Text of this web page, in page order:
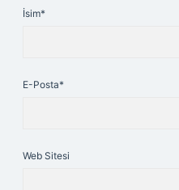
İsim*
E-Posta*
Web Sitesi